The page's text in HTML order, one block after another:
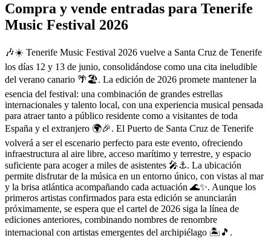
Compra y vende entradas para Tenerife
Music Festival 2026
🎶☀️ Tenerife Music Festival 2026 vuelve a Santa Cruz de Tenerife
los días 12 y 13 de junio, consolidándose como una cita ineludible
del verano canario 🌴🏖️. La edición de 2026 promete mantener la
esencia del festival: una combinación de grandes estrellas
internacionales y talento local, con una experiencia musical pensada
para atraer tanto a público residente como a visitantes de toda
España y el extranjero 🌍🎉. El Puerto de Santa Cruz de Tenerife
volverá a ser el escenario perfecto para este evento, ofreciendo
infraestructura al aire libre, acceso marítimo y terrestre, y espacio
suficiente para acoger a miles de asistentes 🎤⚓. La ubicación
permite disfrutar de la música en un entorno único, con vistas al mar
y la brisa atlántica acompañando cada actuación 🌊✨. Aunque los
primeros artistas confirmados para esta edición se anunciarán
próximamente, se espera que el cartel de 2026 siga la línea de
ediciones anteriores, combinando nombres de renombre
internacional con artistas emergentes del archipiélago 🏝️🎵.